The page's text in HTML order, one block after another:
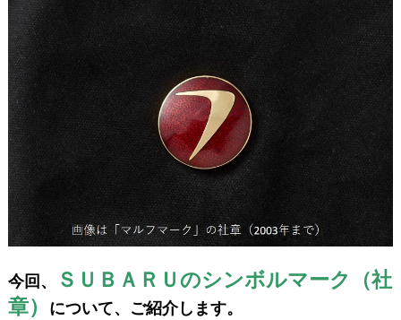
今回、
ＳＵＢＡＲＵのシンボルマーク（社
章）
について、ご紹介します。